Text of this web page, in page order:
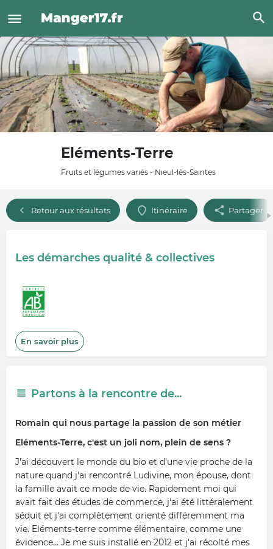
Eléments-Terre
Fruits et légumes variés - Nieul-lès-Saintes
Retour aux résultats Itinéraire Partager
Les démarches qualité & collectives
En savoir plus
Partons à la rencontre de...
Romain qui nous partage la passion de son métier
Eléments-Terre, c'est un joli nom, plein de sens ?
J'ai découvert le monde du bio et d'une vie proche de la
nature quand j'ai rencontré Ludivine, mon épouse, dont
la famille avait ce mode de vie. Rapidement moi qui
avait fait des études de commerce, j'ai été littéralement
séduit et j'ai complètement orienté différemment ma
vie. Eléments-terre comme élémentaire, comme une
évidence… Je me suis installé en 2012 et j'ai récolté mes